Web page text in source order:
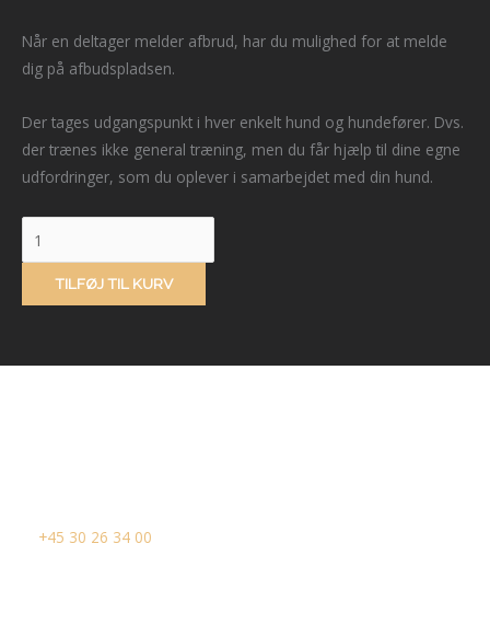
Når en deltager melder afbrud, har du mulighed for at melde
dig på afbudspladsen.
Der tages udgangspunkt i hver enkelt hund og hundefører. Dvs.
der trænes ikke general træning, men du får hjælp til dine egne
udfordringer, som du oplever i samarbejdet med din hund.
TILFØJ TIL KURV
+45 30 26 34 00